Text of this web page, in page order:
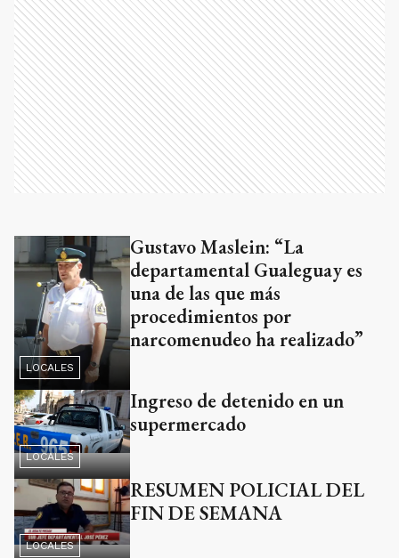
LOCALES
Gustavo Maslein: “La
departamental Gualeguay es
una de las que más
procedimientos por
narcomenudeo ha realizado”
LOCALES
Ingreso de detenido en un
supermercado
LOCALES
RESUMEN POLICIAL DEL
FIN DE SEMANA